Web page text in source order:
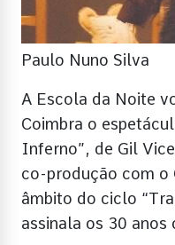
Paulo Nuno Silva
A Escola da Noite
Coimbra o
Inferno”, de Gil
co-produção com o
âmbito do ciclo
assinala os 30 anos